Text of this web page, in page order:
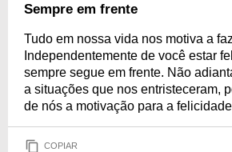
Sempre em frente
Tudo em nossa vida nos motiva a
Independentemente de você estar
sempre segue em frente. Não
a situações que nos entristeceram,
de nós a motivação para a
COPIAR